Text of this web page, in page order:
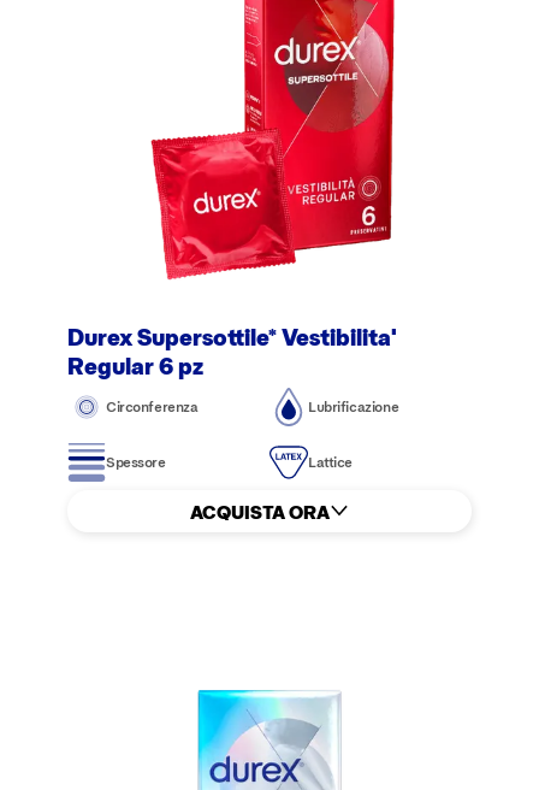
Durex Supersottile* Vestibilita'
Regular 6 pz
Circonferenza Lubrificazione
Spessore Lattice
ACQUISTA ORA